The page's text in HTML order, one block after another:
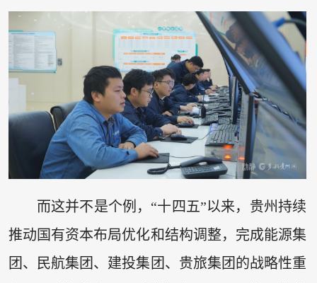
而这并不是个例，“十四五”以来，贵州持续
推动国有资本布局优化和结构调整，完成能源集
团、民航集团、建投集团、贵旅集团的战略性重